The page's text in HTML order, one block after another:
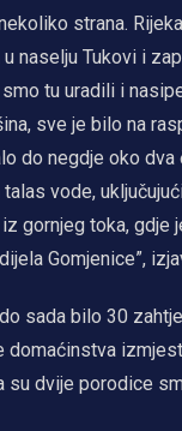
strana.
naselju Tukovi i
tu uradili i
sve je bilo na
do negdje oko dva
vode,
gornjeg toka, gdje
Gomjenice”,
sada bilo 30
domaćinstva
su dvije porodice